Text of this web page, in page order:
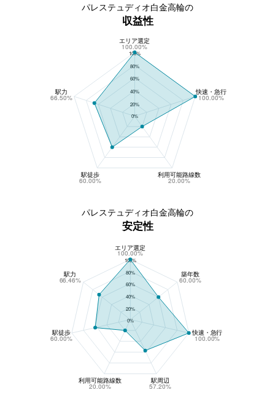
パレステュディオ白金高輪の
収益性
パレステュディオ白金高輪の収益性
100%
80%
60%
40%
20%
0%
エリア選定
100.00%
駅力
66.50%
駅徒歩
60.00%
利用可能路線数
20.00%
快速・急行
100.00%
パレステュディオ白金高輪の
安定性
100%
80%
60%
40%
20%
0%
エリア選定
100.00%
駅力
66.46%
駅徒歩
60.00%
利用可能路線数
20.00%
駅周辺
57.20%
快速・急行
100.00%
築年数
60.00%